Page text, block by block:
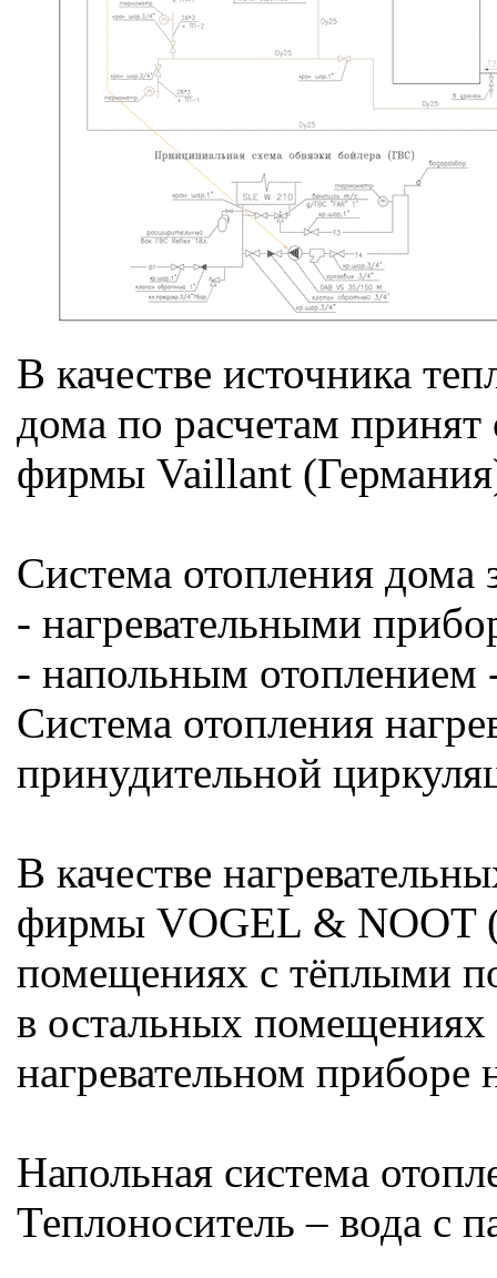
В качестве источника
дома по расчетам
фирмы Vaillant
Система отопления дома
- нагревательными
- напольным
Система отопления
принудительной
В качестве
фирмы VOGEL & NOOT
помещениях с тёплыми
в остальных помещениях
нагревательном
Напольная система
Теплоноситель – вода с